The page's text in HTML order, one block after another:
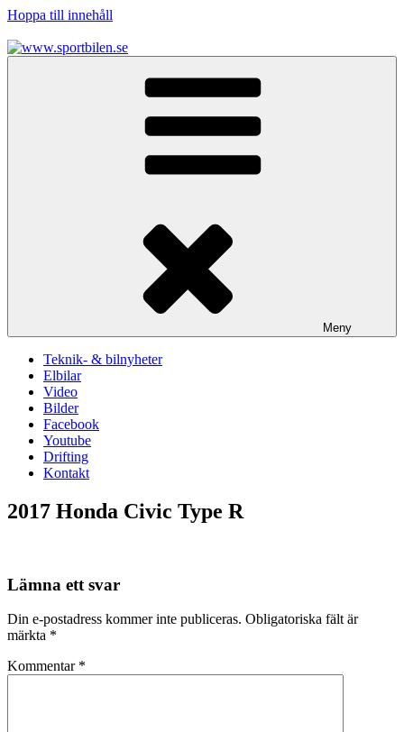
Hoppa till innehåll
Meny
Teknik- & bilnyheter
Elbilar
Video
Bilder
Facebook
Youtube
Drifting
Kontakt
2017 Honda Civic Type R
Lämna ett svar
Din e-postadress kommer inte publiceras. Obligatoriska fält är
märkta *
Kommentar *